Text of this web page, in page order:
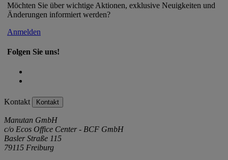
Möchten Sie über wichtige Aktionen, exklusive Neuigkeiten und
Änderungen informiert werden?
Anmelden
Folgen Sie uns!
Kontakt Kontakt
Manutan GmbH
c/o Ecos Office Center - BCF GmbH
Basler Straße 115
79115 Freiburg